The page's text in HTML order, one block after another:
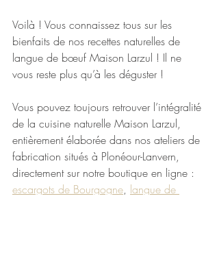
Voilà ! Vous connaissez tous sur les
bienfaits de nos recettes naturelles de
langue de bœuf Maison Larzul ! Il ne
vous reste plus qu’à les déguster !
Vous pouvez toujours retrouver l’intégralité
de la cuisine naturelle Maison Larzul,
entièrement élaborée dans nos ateliers de
fabrication situés à Plonéour-Lanvern,
directement sur notre boutique en ligne :
escargots de Bourgogne, langue de